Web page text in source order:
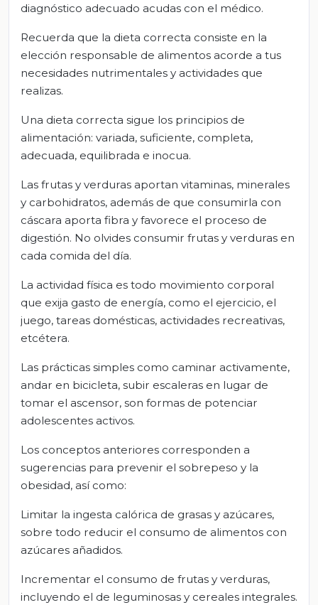
diagnóstico adecuado acudas con el médico.
Recuerda que la dieta correcta consiste en la
elección responsable de alimentos acorde a tus
necesidades nutrimentales y actividades que
realizas.
Una dieta correcta sigue los principios de
alimentación: variada, suficiente, completa,
adecuada, equilibrada e inocua.
Las frutas y verduras aportan vitaminas, minerales
y carbohidratos, además de que consumirla con
cáscara aporta fibra y favorece el proceso de
digestión. No olvides consumir frutas y verduras en
cada comida del día.
La actividad física es todo movimiento corporal
que exija gasto de energía, como el ejercicio, el
juego, tareas domésticas, actividades recreativas,
etcétera.
Las prácticas simples como caminar activamente,
andar en bicicleta, subir escaleras en lugar de
tomar el ascensor, son formas de potenciar
adolescentes activos.
Los conceptos anteriores corresponden a
sugerencias para prevenir el sobrepeso y la
obesidad, así como:
Limitar la ingesta calórica de grasas y azúcares,
sobre todo reducir el consumo de alimentos con
azúcares añadidos.
Incrementar el consumo de frutas y verduras,
incluyendo el de leguminosas y cereales integrales.